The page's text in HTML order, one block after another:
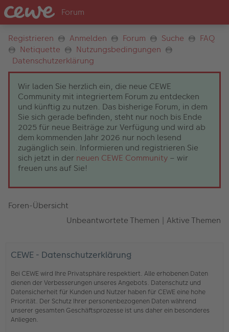
Registrieren Anmelden Forum Suche
FAQ
Netiquette
Nutzungsbedingungen
Datenschutzerklärung
Wir laden Sie herzlich ein, die neue CEWE
Community mit integriertem Forum zu entdecken
und künftig zu nutzen. Das bisherige Forum, in dem
Sie sich gerade befinden, steht nur noch bis Ende
2025 für neue Beiträge zur Verfügung und wird ab
dem kommenden Jahr 2026 nur noch lesend
zugänglich sein. Informieren und registrieren Sie
sich jetzt in der neuen CEWE Community – wir
freuen uns auf Sie!
Foren-Übersicht
Unbeantwortete Themen | Aktive Themen
CEWE - Datenschutzerklärung
Bei CEWE wird Ihre Privatsphäre respektiert. Alle erhobenen Daten
dienen der Verbesserungen unseres Angebots. Datenschutz und
Datensicherheit für Kunden und Nutzer haben für CEWE eine hohe
Priorität. Der Schutz Ihrer personenbezogenen Daten während
unserer gesamten Geschäftsprozesse ist uns daher ein besonderes
Anliegen.